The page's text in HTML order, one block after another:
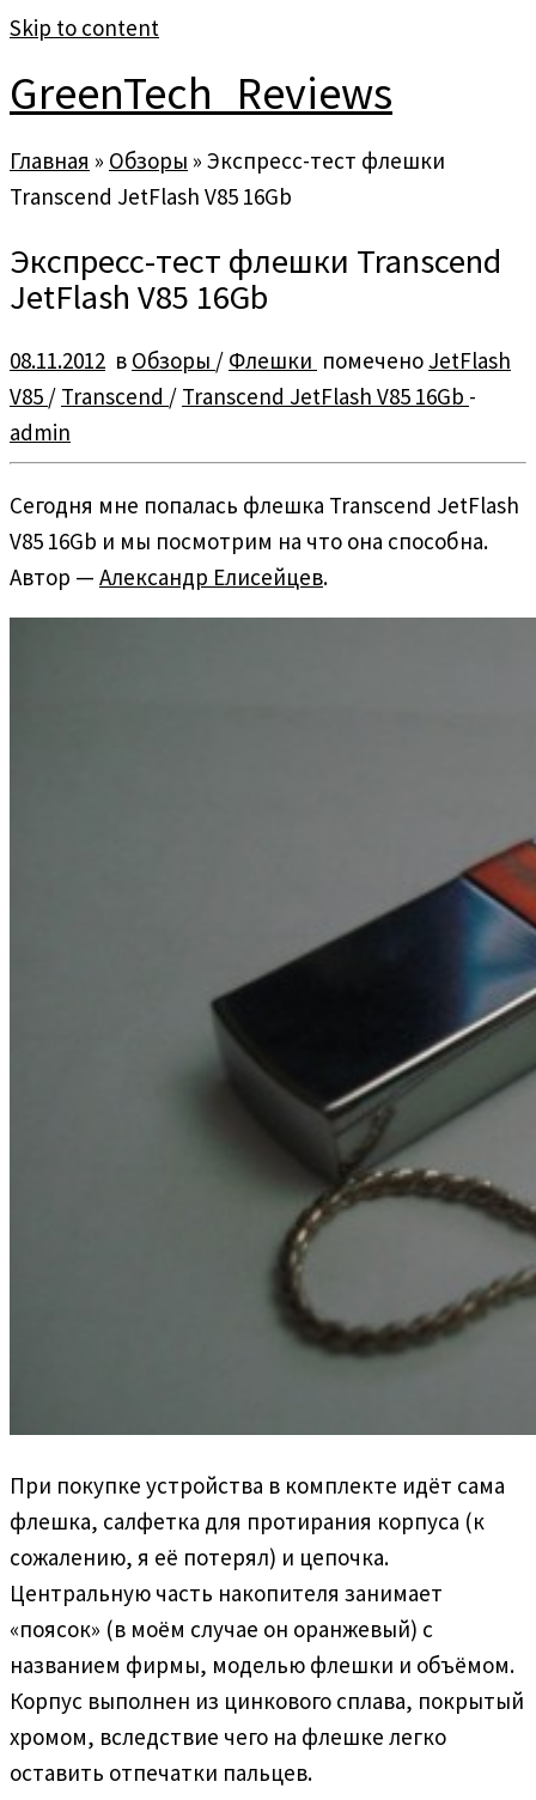
Skip to content
GreenTech_Reviews
Главная » Обзоры » Экспресс-тест флешки
Transcend JetFlash V85 16Gb
Экспресс-тест флешки Transcend
JetFlash V85 16Gb
08.11.2012 в Обзоры / Флешки помечено JetFlash
V85 / Transcend / Transcend JetFlash V85 16Gb -
admin
Сегодня мне попалась флешка Transcend JetFlash
V85 16Gb и мы посмотрим на что она способна.
Автор — Александр Елисейцев.
При покупке устройства в комплекте идёт сама
флешка, салфетка для протирания корпуса (к
сожалению, я её потерял) и цепочка.
Центральную часть накопителя занимает
«поясок» (в моём случае он оранжевый) с
названием фирмы, моделью флешки и объёмом.
Корпус выполнен из цинкового сплава, покрытый
хромом, вследствие чего на флешке легко
оставить отпечатки пальцев.